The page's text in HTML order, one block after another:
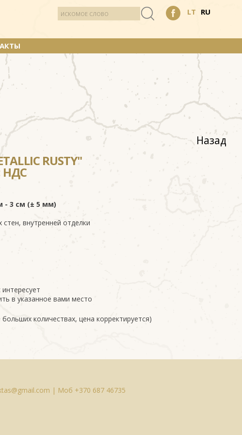
LT RU
Назад
RUSTY"
НДС
- 3 cм (± 5 мм)
внутренней отделки
в указанное вами место
количествах, цена корректируется)
| Моб +370 687 46735